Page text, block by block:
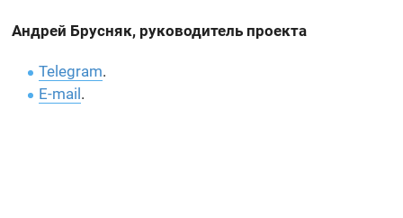
Андрей Брусняк, руководитель проекта
Telegram.
E-mail .